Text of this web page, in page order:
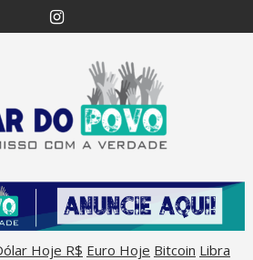
Hoje R$ Euro Hoje Bitcoin Libra